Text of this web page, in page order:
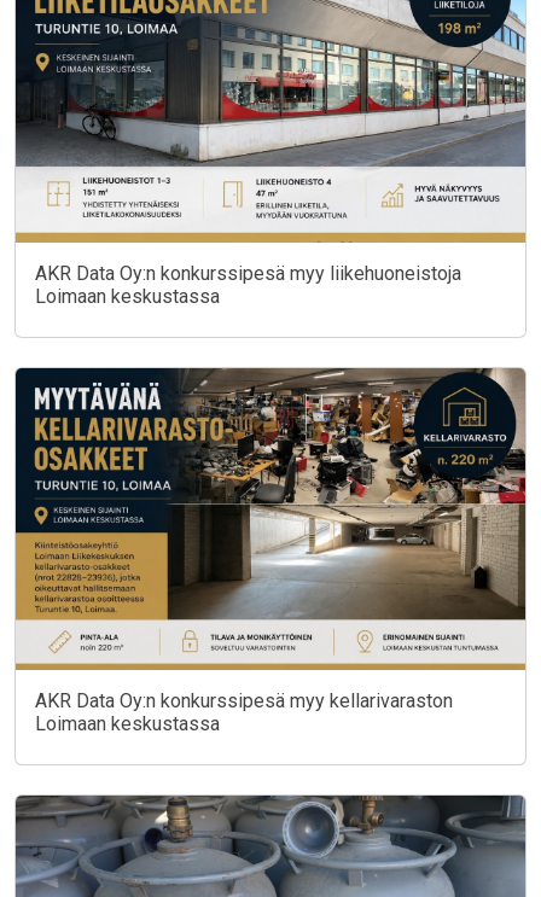
AKR Data Oy:n konkurssipesä myy liikehuoneistoja
Loimaan keskustassa
AKR Data Oy:n konkurssipesä myy kellarivaraston
Loimaan keskustassa